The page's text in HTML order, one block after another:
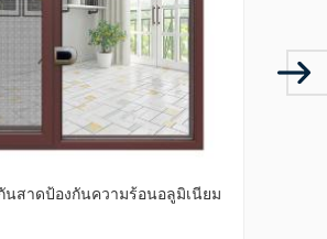
งบานเปิดอลูมิเนียมมาตรฐาน